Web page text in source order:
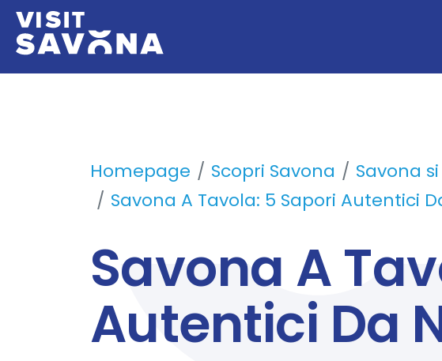
Homepage Scopri Savona
Savona
Savona A Tavola: 5 Sapori Autentici
Savona A
Autentici Da